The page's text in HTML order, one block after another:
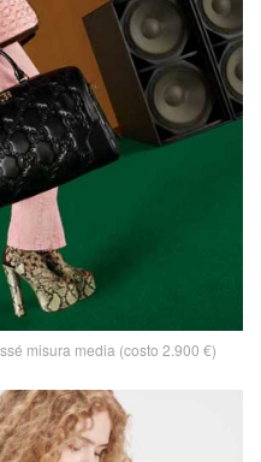
misura media (costo 2.900 €)